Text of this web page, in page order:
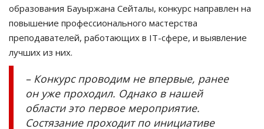
образования Бауыржана Сейталы, конкурс направлен на
повышение профессионального мастерства
преподавателей, работающих в IT-сфере, и выявление
лучших из них.
– Конкурс проводим не впервые, ранее
он уже проходил. Однако в нашей
области это первое мероприятие.
Состязание проходит по инициативе